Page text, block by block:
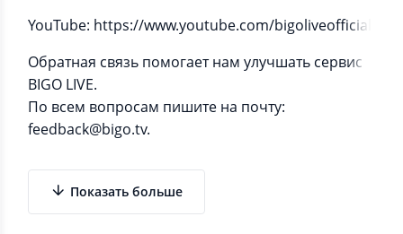
YouTube: https://www.youtube.com/bigoliveofficial
Обратная связь помогает нам улучшать сервис
BIGO LIVE.
По всем вопросам пишите на почту:
feedback@bigo.tv.
Показать больше